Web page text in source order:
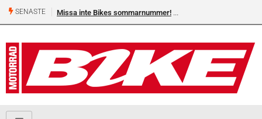
SENASTE Missa inte Bikes sommarnummer!